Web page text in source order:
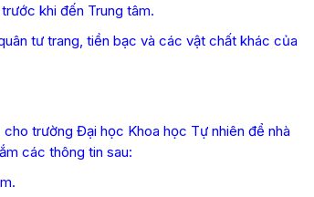
khi đến Trung tâm.
tư trang, tiền bạc và các vật chất khác của
trường Đại học Khoa học Tự nhiên để nhà
các thông tin sau: